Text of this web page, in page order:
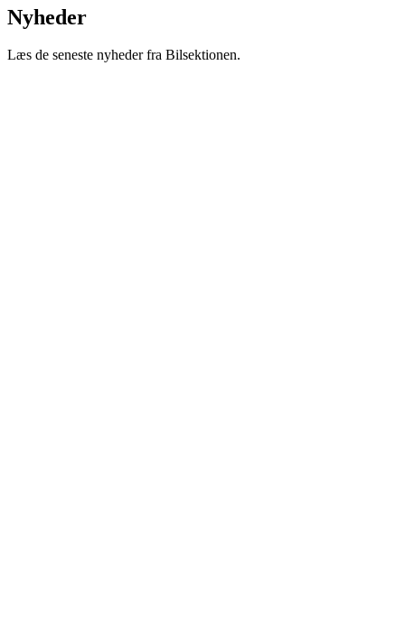
Nyheder
Læs de seneste nyheder fra Bilsektionen.